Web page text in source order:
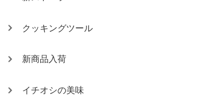
クッキングツール
新商品入荷
イチオシの美味